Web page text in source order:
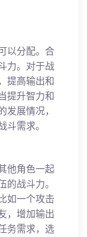
以分配。合
力。对于战
提高输出和
提升智力和
展情况，
需求。
他角色一起
战斗力。
如一个攻击
，增加输出
务需求，选